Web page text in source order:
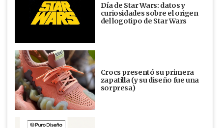
Día de Star Wars: datos y
curiosidades sobre el origen
del logotipo de Star Wars
Crocs presentó su primera
zapatilla (y su diseño fue una
sorpresa)